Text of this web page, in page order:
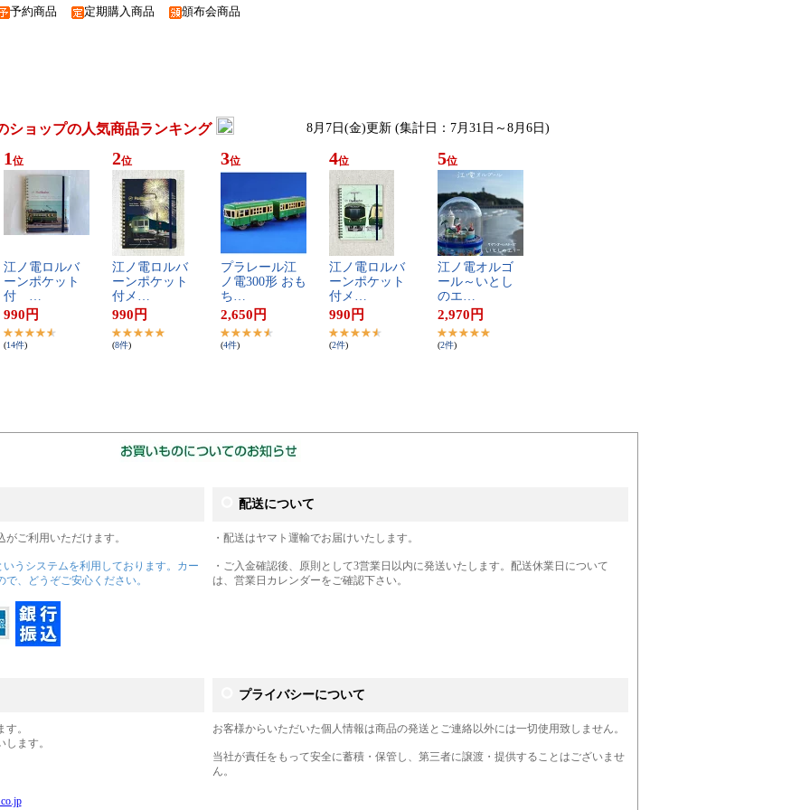
予約商品 定期購入商品 頒布会商品
ショップの人気商品ランキング 8月7日(金)更新 (集計日：7月31日～8月6日)
1 位
江​ノ​電​ロ​ル​バ​
ー​ン​ポ​ケ​ッ​ト​
付​ ​…
990 円
(14件)
2位
江​ノ​電​ロ​ル​バ​
ー​ン​ポ​ケ​ッ​ト​
付​メ​…
990 円
(8件)
3位
プ​ラ​レ​ー​ル​江​
ノ​電​3​0​0​形​ ​お​も​
ち​…
2,650 円
(4件)
4位
江​ノ​電​ロ​ル​バ​
ー​ン​ポ​ケ​ッ​ト​
付​メ​…
990 円
(2件)
5位
江​ノ​電​オ​ル​ゴ​
ー​ル​～​い​と​し​
の​エ​…
2,970 円
(2件)
配送について
ご利用いただけます。
うシステムを利用しております。カー
、どうぞご安心ください。
・配送はヤマト運輸でお届けいたします。
・ご入金確認後、原則として3営業日以内に発送いたします。配送休業日について
は、営業日カレンダーをご確認下さい。
プライバシーについて
。
ます。
お客様からいただいた個人情報は商品の発送とご連絡以外には一切使用致しません。
当社が責任をもって安全に蓄積・保管し、第三者に譲渡・提供することはございませ
ん。